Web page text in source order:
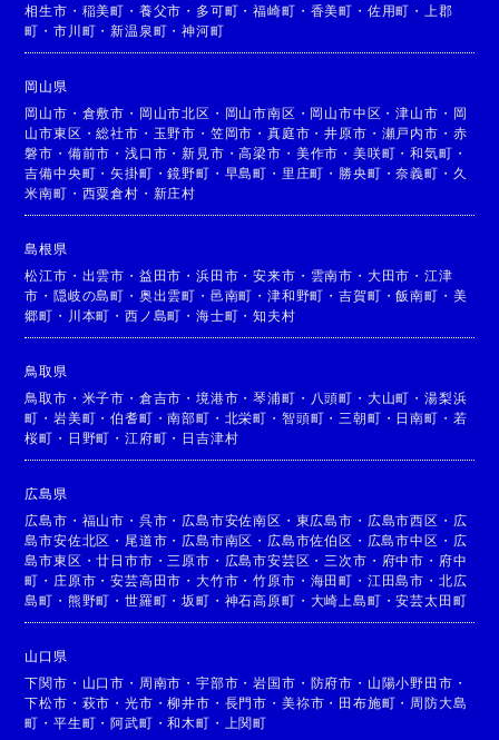
相生市 ・ 稲美町 ・ 養父市 ・ 多可町 ・福崎町 ・ 香美町 ・ 佐用町 ・
上郡
町 ・市川町 ・新温泉町 ・神河町
岡山県
岡山市 ・ 倉敷市 ・ 岡山市北区 ・ 岡山市南区 ・ 岡山市中区 ・津山市 ・ 岡
山市東区 ・総社市 ・ 玉野市 ・ 笠岡市 ・真庭市 ・井原市 ・ 瀬戸内市 ・ 赤
磐市 ・ 備前市 ・浅口市 ・新見市 ・高梁市 ・ 美作市 ・ 美咲町 ・和気町 ・
吉備中央町 ・矢掛町 ・鏡野町 ・ 早島町 ・ 里庄町 ・ 勝央町 ・奈義町 ・ 久
米南町 ・ 西粟倉村 ・ 新庄村
島根県
松江市 ・ 出雲市 ・ 益田市 ・浜田市 ・安来市 ・ 雲南市 ・ 大田市 ・ 江津
市 ・隠岐の島町 ・ 奥出雲町 ・ 邑南町 ・津和野町 ・吉賀町 ・飯南町 ・ 美
郷町 ・ 川本町 ・西ノ島町 ・海士町 ・知夫村
鳥取県
鳥取市 ・ 米子市 ・ 倉吉市 ・境港市 ・琴浦町 ・ 八頭町 ・ 大山町 ・ 湯梨浜
町 ・岩美町 ・伯耆町 ・南部町 ・ 北栄町 ・ 智頭町 ・ 三朝町 ・ 日南町 ・ 若
桜町 ・ 日野町 ・江府町 ・ 日吉津村
広島県
広島市 ・ 福山市 ・ 呉市 ・ 広島市安佐南区 ・ 東広島市 ・ 広島市西区 ・ 広
島市安佐北区 ・ 尾道市 ・ 広島市南区 ・ 広島市佐伯区 ・ 広島市中区 ・ 広
島市東区 ・廿日市市 ・ 三原市 ・ 広島市安芸区 ・ 三次市 ・ 府中市 ・ 府中
町 ・ 庄原市 ・安芸高田市 ・大竹市 ・竹原市 ・ 海田町 ・ 江田島市 ・ 北広
島町 ・ 熊野町 ・世羅町 ・坂町 ・ 神石高原町 ・ 大崎上島町 ・安芸太田町
山口県
下関市 ・ 山口市 ・ 周南市 ・宇部市 ・岩国市 ・ 防府市 ・ 山陽小野田市 ・
下松市 ・ 萩市 ・光市 ・柳井市 ・ 長門市 ・ 美祢市 ・ 田布施町 ・ 周防大島
町 ・平生町 ・阿武町 ・和木町 ・ 上関町